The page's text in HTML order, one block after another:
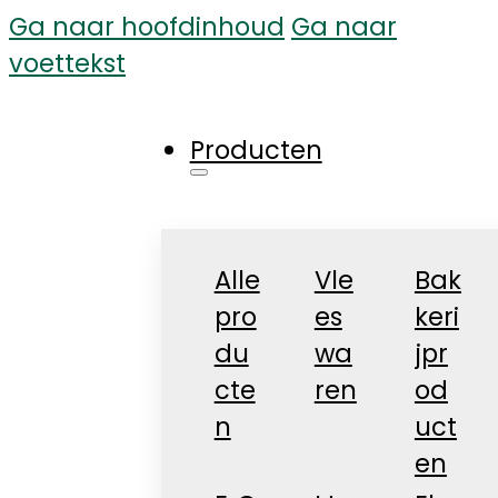
Ga naar hoofdinhoud Ga naar
voettekst
Producten
Alle
pro
du
cte
n
Vle
es
wa
ren
Bak
keri
jpr
od
uct
en